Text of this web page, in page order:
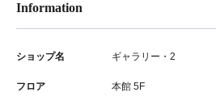
Information
ショップ名 ギャラリー・2
フロア 本館 5F